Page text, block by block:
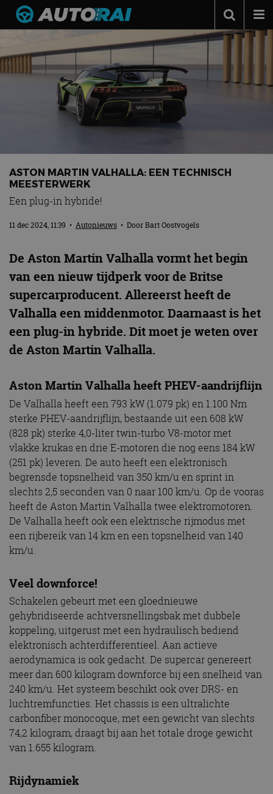
Podcast
Autotests
Automerken
Contact
MotorRAI.nl
ASTON MARTIN VALHALLA: EEN TECHNISCH
MEESTERWERK
Een plug-in hybride!
11 dec 2024, 11:39 • Autonieuws • DoorBart Oostvogels
De Aston Martin Valhalla vormt het begin
van een nieuw tijdperk voor de Britse
supercarproducent. Allereerst heeft de
Valhalla een middenmotor. Daarnaast is het
een plug-in hybride. Dit moet je weten over
de Aston Martin Valhalla.
Aston Martin Valhalla heeft PHEV-aandrijflijn
De Valhalla heeft een 793 kW (1.079 pk) en 1.100 Nm
sterke PHEV-aandrijflijn, bestaande uit een 608 kW
(828 pk) sterke 4,0-liter twin-turbo V8-motor met
vlakke krukas en drie E-motoren die nog eens 184 kW
(251 pk) leveren. De auto heeft een elektronisch
begrensde topsnelheid van 350 km/u en sprint in
slechts 2,5 seconden van 0 naar 100 km/u. Op de vooras
heeft de Aston Martin Valhalla twee elektromotoren.
De Valhalla heeft ook een elektrische rijmodus met
een rijbereik van 14 km en een topsnelheid van 140
km/u.
Veel downforce!
Schakelen gebeurt met een gloednieuwe
gehybridiseerde achtversnellingsbak met dubbele
koppeling, uitgerust met een hydraulisch bediend
elektronisch achterdifferentieel. Aan actieve
aerodynamica is ook gedacht. De supercar genereert
meer dan 600 kilogram downforce bij een snelheid van
240 km/u. Het systeem beschikt ook over DRS- en
luchtremfuncties. Het chassis is een ultralichte
carbonfiber monocoque, met een gewicht van slechts
74,2 kilogram, draagt bij aan het totale droge gewicht
van 1.655 kilogram.
Rijdynamiek